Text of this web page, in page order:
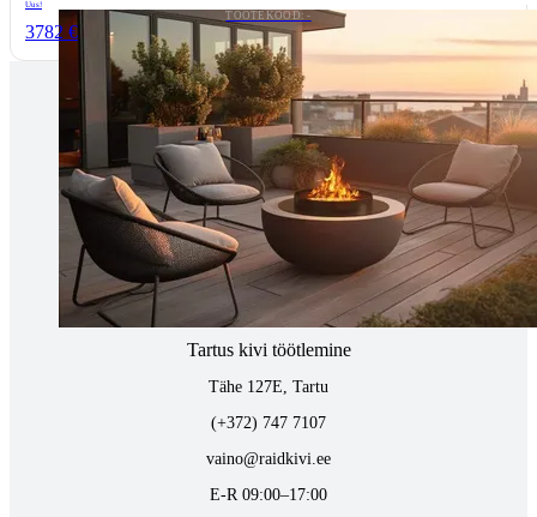
Uus!
TOOTEKOOD: -
3782 €
Tallinnas kaminasalong
Pärnu mnt. 139E/2, 11317, Tallinn
(+372) 677 6977
kaminakoda@kaminakoda.ee
E-R 10:00-18:30
Tartus kivi töötlemine
Tähe 127E, Tartu
(+372) 747 7107
vaino@raidkivi.ee
E-R 09:00–17:00